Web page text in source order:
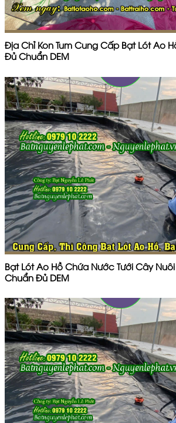
Địa Chỉ Kon Tum Cung Cấp Bạt Lót Ao
Đủ Chuẩn DEM
Bạt Lót Ao Hồ Chứa Nước Tưới Cây
Chuẩn Đủ DEM